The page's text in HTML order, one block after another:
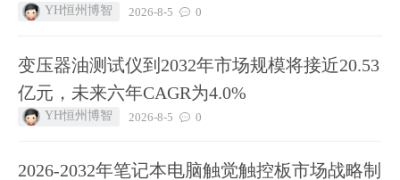
YH恒州博智 2026-8-5 0
变压器油测试仪到2032年市场规模将接近20.53
亿元，未来六年CAGR为4.0%
YH恒州博智 2026-8-5 0
2026-2032年笔记本电脑触觉触控板市场战略制